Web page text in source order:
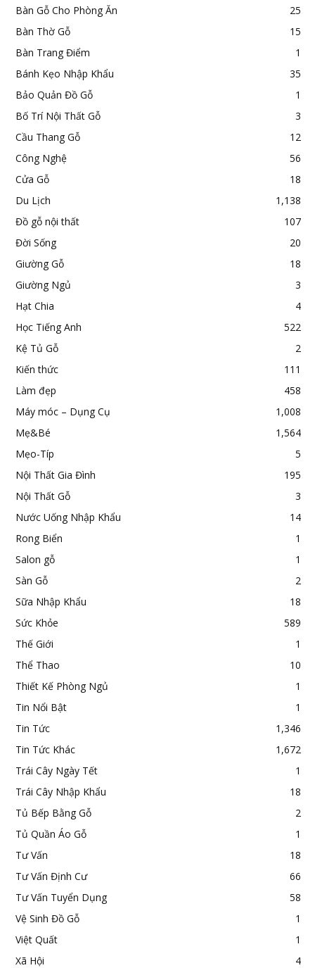
Bàn Gỗ Cho Phòng Ăn
25
Bàn Thờ Gỗ
15
Bàn Trang Điểm
1
Bánh Kẹo Nhập Khẩu
35
Bảo Quản Đồ Gỗ
1
Bố Trí Nội Thất Gỗ
3
Cầu Thang Gỗ
12
Công Nghệ
56
Cửa Gỗ
18
Du Lịch
1,138
Đồ gỗ nội thất
107
Đời Sống
20
Giường Gỗ
18
Giường Ngủ
3
Hạt Chia
4
Học Tiếng Anh
522
Kệ Tủ Gỗ
2
Kiến thức
111
Làm đẹp
458
Máy móc – Dụng Cụ
1,008
Mẹ&Bé
1,564
Mẹo-Típ
5
Nội Thất Gia Đình
195
Nội Thất Gỗ
3
Nước Uống Nhập Khẩu
14
Rong Biển
1
Salon gỗ
1
Sàn Gỗ
2
Sữa Nhập Khẩu
18
Sức Khỏe
589
Thế Giới
1
Thể Thao
10
Thiết Kế Phòng Ngủ
1
Tin Nổi Bật
1
Tin Tức
1,346
Tin Tức Khác
1,672
Trái Cây Ngày Tết
1
Trái Cây Nhập Khẩu
18
Tủ Bếp Bằng Gỗ
2
Tủ Quần Áo Gỗ
1
Tư Vấn
18
Tư Vấn Định Cư
66
Tư Vấn Tuyển Dụng
58
Vệ Sinh Đồ Gỗ
1
Việt Quất
1
Xã Hội
4